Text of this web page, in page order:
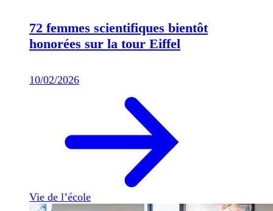
72 femmes scientifiques bientôt
honorées sur la tour Eiffel
10/02/2026
Vie de l’école